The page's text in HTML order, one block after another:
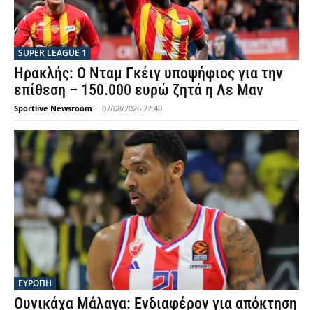
SUPER LEAGUE 1
Ηρακλής: Ο Νταμ Γκέιγ υποψήφιος για την
επίθεση – 150.000 ευρώ ζητά η Λε Μαν
Sportlive Newsroom - 07/08/2026 22:40
ΕΥΡΩΠΗ
Ουνικάχα Μάλαγα: Ενδιαφέρον για απόκτηση